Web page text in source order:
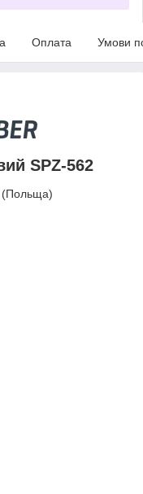
Оплата Умови
SPZ-562
(Польща)